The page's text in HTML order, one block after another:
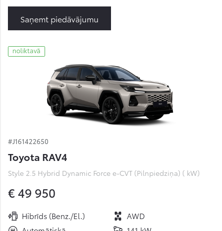
Saņemt piedāvājumu
noliktavā
#J161422650
Toyota RAV4
Style 2.5 Hybrid Dynamic Force e-CVT (Pilnpiedziņa) ( kW)
€ 49 950
Hibrīds (Benz./El.)
AWD